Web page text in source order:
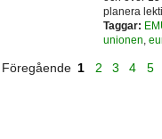
planera
Taggar:
unionen
Föregående 1 2 3 4 5